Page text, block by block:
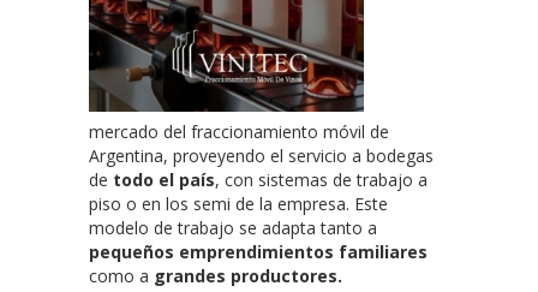
mercado del fraccionamiento móvil de
Argentina, proveyendo el servicio a bodegas
de todo el país, con sistemas de trabajo a
piso o en los semi de la empresa. Este
modelo de trabajo se adapta tanto a
pequeños emprendimientos familiares
como a grandes productores.